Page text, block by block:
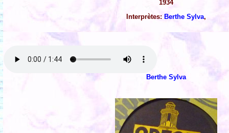
1934
Interprètes: Berthe Sylva,
Berthe Sylva